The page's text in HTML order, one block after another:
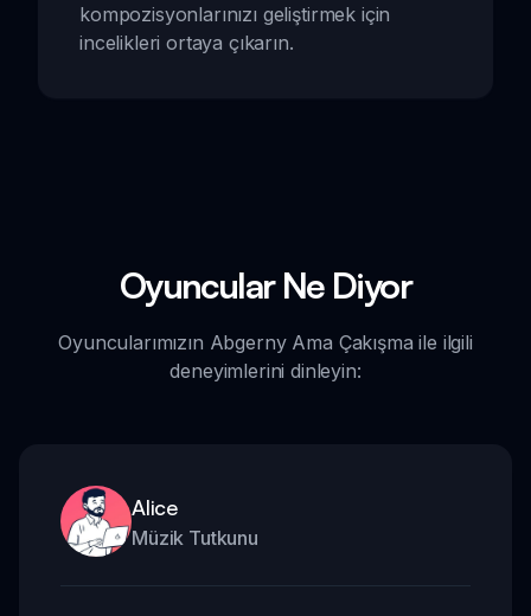
kompozisyonlarınızı geliştirmek için
incelikleri ortaya çıkarın.
Oyuncular Ne Diyor
Oyuncularımızın Abgerny Ama Çakışma ile ilgili
deneyimlerini dinleyin:
Alice
Müzik Tutkunu